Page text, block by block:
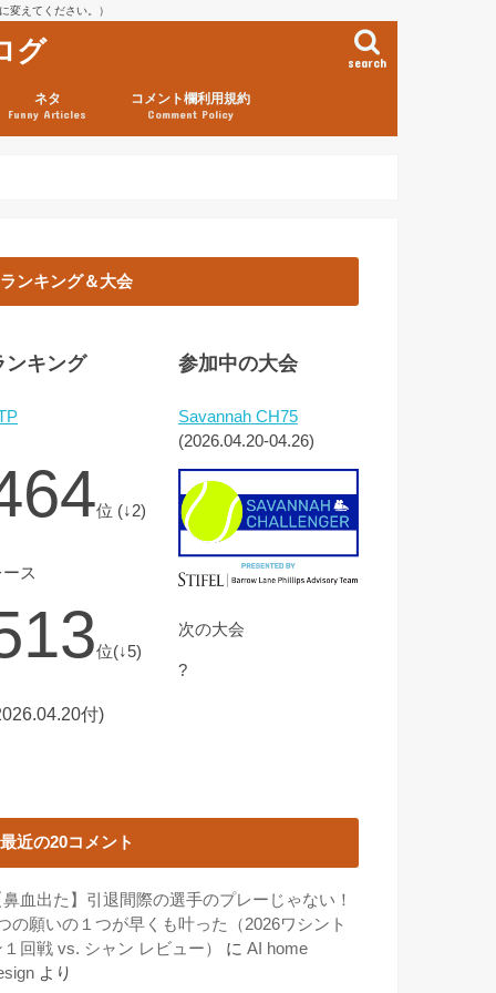
えてください。）
グ search
ネタ
Funny Articles
コメント欄利用規約
Comment Policy
ランキング＆大会
ンキング
位 (↓2)
ス
位(↓5)
付)
参加中の大会
Savannah CH75
(2026.04.20-04.26)
次の大会
?
最近の20コメント
鼻血出た】引退間際の選手のプレーじゃない！
の願いの１つが早くも叶った（2026ワシント
回戦 vs. シャン レビュー）
に AI home
より